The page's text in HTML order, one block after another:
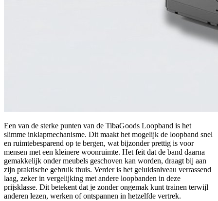
Een van de sterke punten van de TibaGoods Loopband is het
slimme inklapmechanisme. Dit maakt het mogelijk de loopband snel
en ruimtebesparend op te bergen, wat bijzonder prettig is voor
mensen met een kleinere woonruimte. Het feit dat de band daarna
gemakkelijk onder meubels geschoven kan worden, draagt bij aan
zijn praktische gebruik thuis. Verder is het geluidsniveau verrassend
laag, zeker in vergelijking met andere loopbanden in deze
prijsklasse. Dit betekent dat je zonder ongemak kunt trainen terwijl
anderen lezen, werken of ontspannen in hetzelfde vertrek.